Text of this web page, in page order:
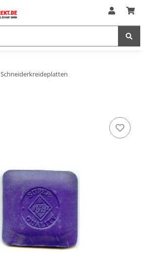
Schneiderkreideplatten